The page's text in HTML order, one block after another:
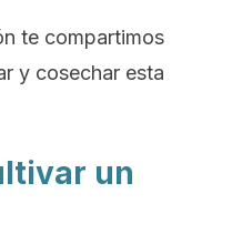
te compartimos
y cosechar esta
un